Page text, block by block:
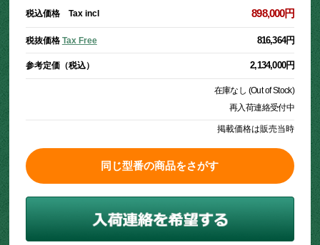
税込価格 Tax incl 898,000円
税抜価格 Tax Free 816,364円
参考定価（税込） 2,134,000円
在庫なし (Out of Stock)
再入荷連絡受付中
掲載価格は販売当時
同じ型番の商品をさがす